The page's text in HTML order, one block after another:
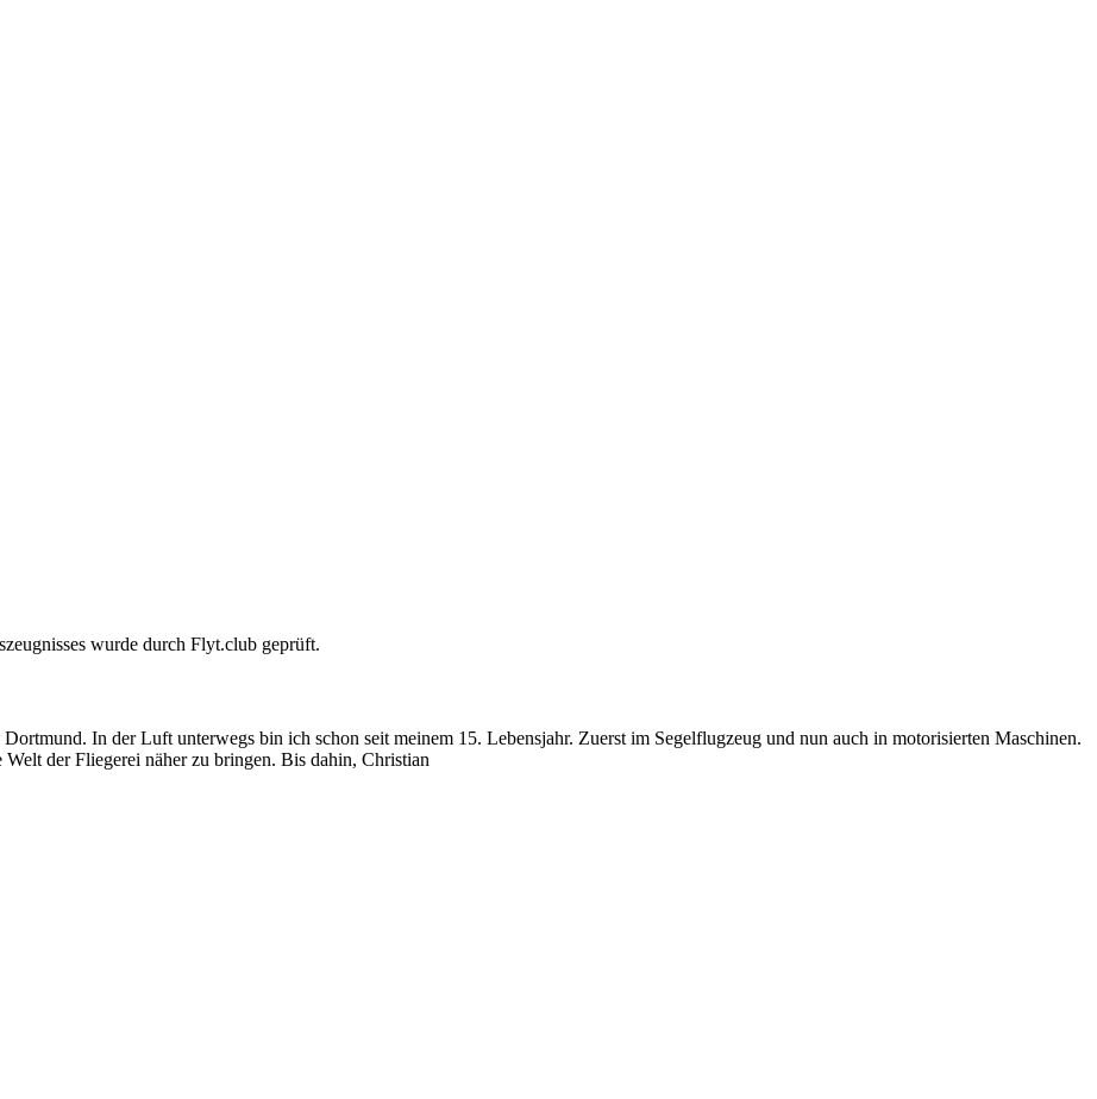
wurde durch Flyt.club geprüft.
In der Luft unterwegs bin ich schon seit meinem 15. Lebensjahr. Zuerst im Segelflugzeug und nun auch in motorisierten Maschinen.
der Fliegerei näher zu bringen. Bis dahin, Christian